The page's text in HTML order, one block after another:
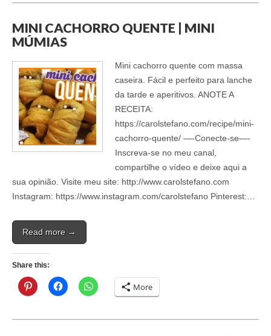
MINI CACHORRO QUENTE | MINI
MÚMIAS
Mini cachorro quente com massa
caseira. Fácil e perfeito para lanche
da tarde e aperitivos. ANOTE A
RECEITA:
https://carolstefano.com/recipe/mini-
cachorro-quente/ —-Conecte-se—-
‎Inscreva-se no meu canal,
compartilhe o vídeo e deixe aqui a
sua opinião. Visite meu site: http://www.carolstefano.com
Instagram: https://www.instagram.com/carolstefano Pinterest:…
Read more →
Share this:
More